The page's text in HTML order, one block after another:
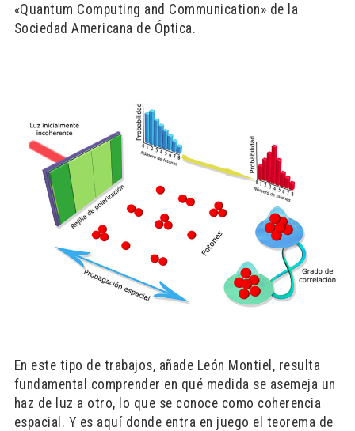
«Quantum Computing and Communication» de la
Sociedad Americana de Óptica.
En este tipo de trabajos, añade León Montiel, resulta
fundamental comprender en qué medida se asemeja un
haz de luz a otro, lo que se conoce como coherencia
espacial. Y es aquí donde entra en juego el teorema de